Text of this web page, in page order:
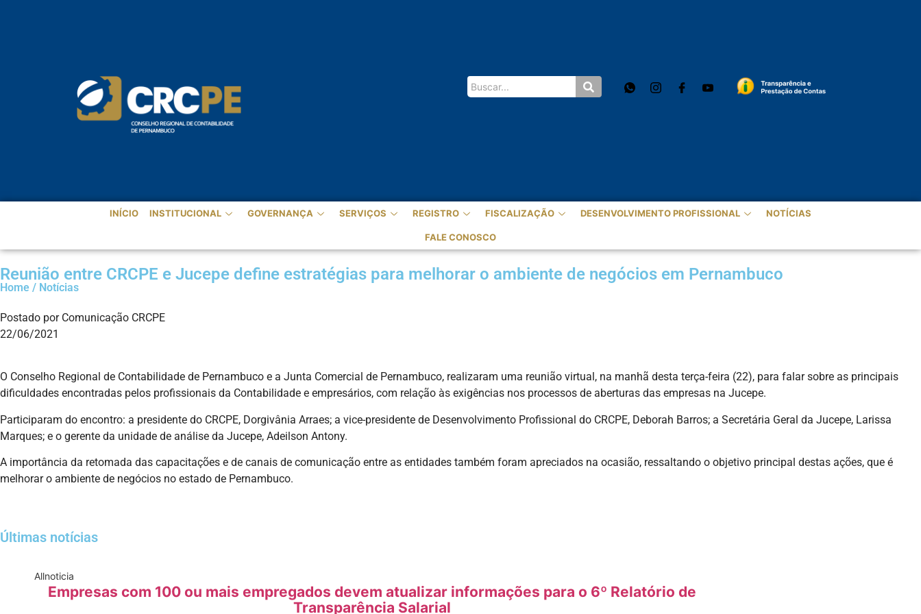
INÍCIO INSTITUCIONAL GOVERNANÇA SERVIÇOS REGISTRO FISCALIZAÇÃO DESENVOLVIMENTO PROFISSIONAL NOTÍCIAS
FALE CONOSCO
Reunião entre CRCPE e Jucepe define estratégias para melhorar o ambiente de negócios em Pernambuco
Home / Notícias
Postado por Comunicação CRCPE
22/06/2021
O Conselho Regional de Contabilidade de Pernambuco e a Junta Comercial de Pernambuco, realizaram uma reunião virtual, na manhã desta terça-feira (22), para falar sobre as principais
dificuldades encontradas pelos profissionais da Contabilidade e empresários, com relação às exigências nos processos de aberturas das empresas na Jucepe.
Participaram do encontro: a presidente do CRCPE, Dorgivânia Arraes; a vice-presidente de Desenvolvimento Profissional do CRCPE, Deborah Barros; a Secretária Geral da Jucepe, Larissa
Marques; e o gerente da unidade de análise da Jucepe, Adeilson Antony.
A importância da retomada das capacitações e de canais de comunicação entre as entidades também foram apreciados na ocasião, ressaltando o objetivo principal destas ações, que é
melhorar o ambiente de negócios no estado de Pernambuco.
Últimas notícias
Allnoticia
Empresas com 100 ou mais empregados devem atualizar informações para o 6º Relatório de
Transparência Salarial